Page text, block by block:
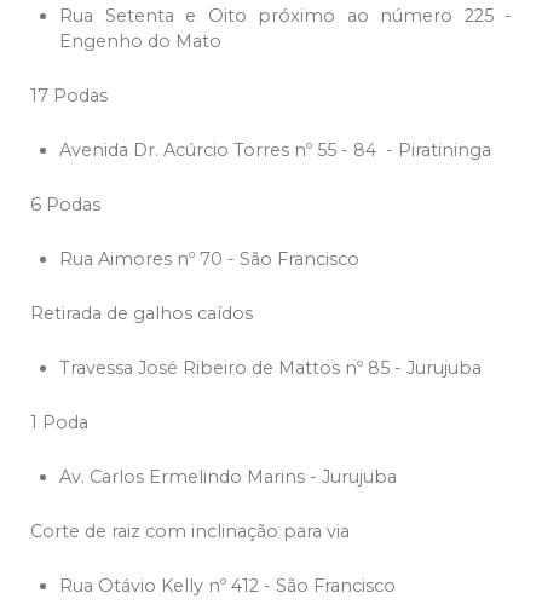
Rua Setenta e Oito próximo ao número 225 -
Engenho do Mato
17 Podas
Avenida Dr. Acúrcio Torres nº 55 - 84 - Piratininga
6 Podas
Rua Aimores nº 70 - São Francisco
Retirada de galhos caídos
Travessa José Ribeiro de Mattos nº 85 - Jurujuba
1 Poda
Av. Carlos Ermelindo Marins - Jurujuba
Corte de raiz com inclinação para via
Rua Otávio Kelly nº 412 - São Francisco